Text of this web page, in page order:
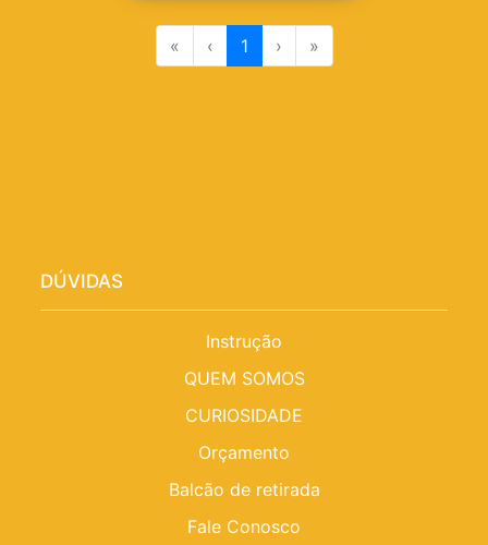
« ‹ 1 › »
DÚVIDAS
Instrução
QUEM SOMOS
CURIOSIDADE
Orçamento
Balcão de retirada
Fale Conosco